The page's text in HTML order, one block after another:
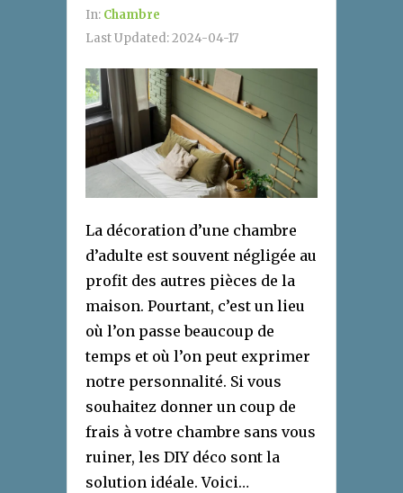
In: Chambre
Last Updated:2024-04-17
La décoration d’une chambre
d’adulte est souvent négligée au
profit des autres pièces de la
maison. Pourtant, c’est un lieu
où l’on passe beaucoup de
temps et où l’on peut exprimer
notre personnalité. Si vous
souhaitez donner un coup de
frais à votre chambre sans vous
ruiner, les DIY déco sont la
solution idéale. Voici…